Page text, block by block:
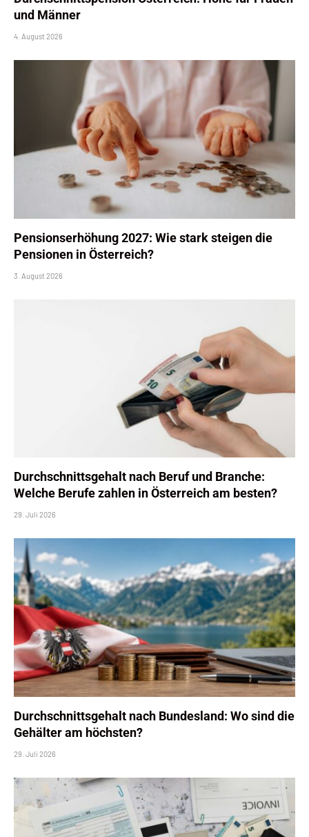
und Männer
4. August 2026
Pensionserhöhung 2027: Wie stark steigen die
Pensionen in Österreich?
3. August 2026
Durchschnittsgehalt nach Beruf und Branche:
Welche Berufe zahlen in Österreich am besten?
29. Juli 2026
Durchschnittsgehalt nach Bundesland: Wo sind die
Gehälter am höchsten?
29. Juli 2026